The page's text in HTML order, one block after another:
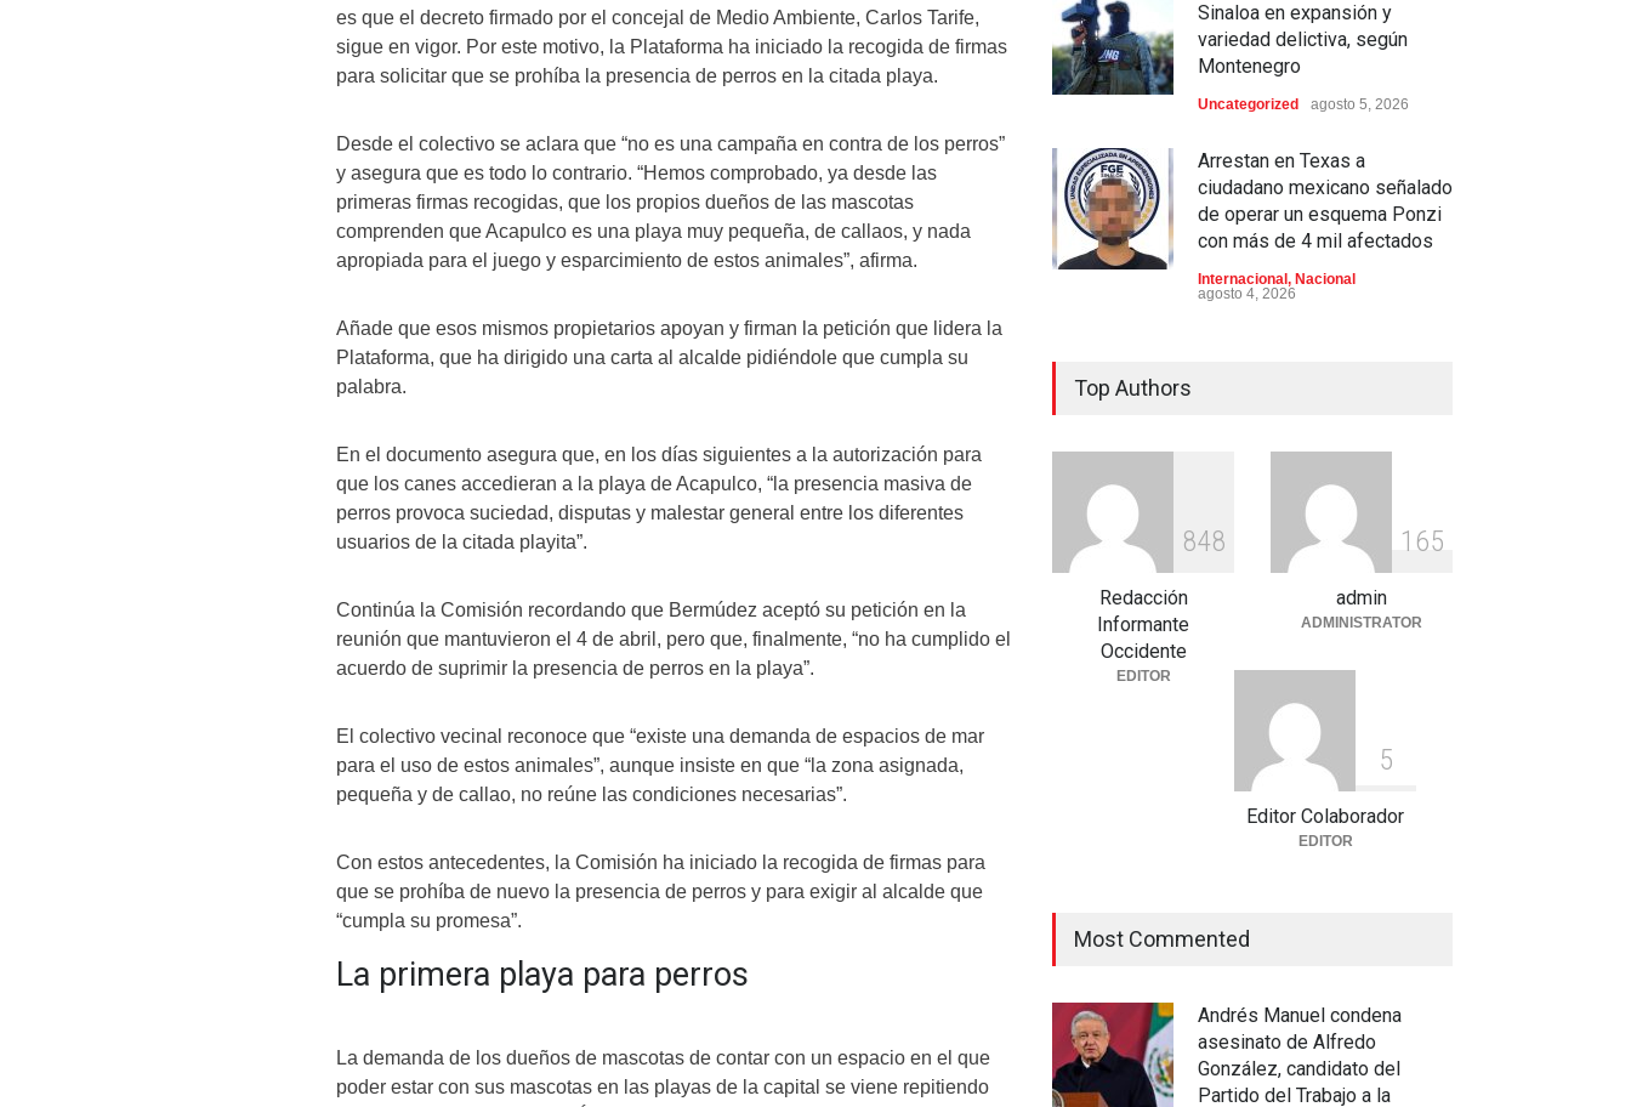
es que el decreto firmado por el concejal de Medio Ambiente, Carlos Tarife,
sigue en vigor. Por este motivo, la Plataforma ha iniciado la recogida de firmas
para solicitar que se prohíba la presencia de perros en la citada playa.
Desde el colectivo se aclara que “no es una campaña en contra de los perros”
y asegura que es todo lo contrario. “Hemos comprobado, ya desde las
primeras firmas recogidas, que los propios dueños de las mascotas
comprenden que Acapulco es una playa muy pequeña, de callaos, y nada
apropiada para el juego y esparcimiento de estos animales”, afirma.
Añade que esos mismos propietarios apoyan y firman la petición que lidera la
Plataforma, que ha dirigido una carta al alcalde pidiéndole que cumpla su
palabra.
En el documento asegura que, en los días siguientes a la autorización para
que los canes accedieran a la playa de Acapulco, “la presencia masiva de
perros provoca suciedad, disputas y malestar general entre los diferentes
usuarios de la citada playita”.
Continúa la Comisión recordando que Bermúdez aceptó su petición en la
reunión que mantuvieron el 4 de abril, pero que, finalmente, “no ha cumplido el
acuerdo de suprimir la presencia de perros en la playa”.
El colectivo vecinal reconoce que “existe una demanda de espacios de mar
para el uso de estos animales”, aunque insiste en que “la zona asignada,
pequeña y de callao, no reúne las condiciones necesarias”.
Con estos antecedentes, la Comisión ha iniciado la recogida de firmas para
que se prohíba de nuevo la presencia de perros y para exigir al alcalde que
“cumpla su promesa”.
La primera playa para perros
La demanda de los dueños de mascotas de contar con un espacio en el que
poder estar con sus mascotas en las playas de la capital se viene repitiendo
Sinaloa en expansión y
variedad delictiva, según
Montenegro
Uncategorized agosto 5, 2026
Arrestan en Texas a
ciudadano mexicano señalado
de operar un esquema Ponzi
con más de 4 mil afectados
Internacional , Nacional
agosto 4, 2026
y horario de la protesta?
Justicia
Nacional
Celia Pulido logra un hito
histórico con 11 preseas y
tres marcas récord en Santo
Top Authors
848
Redacción
Informante
Occidente
EDITOR
1 65
admin
ADMINISTRATOR
5
Editor Colaborador
EDITOR
Most Commented
Andrés Manuel condena
asesinato de Alfredo
González, candidato del
Partido del Trabajo a la